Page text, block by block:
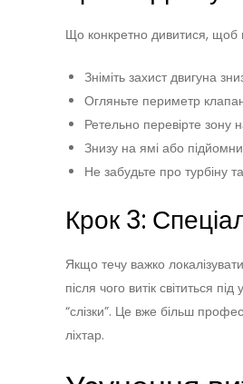
Що конкретно дивитися, щоб
Зніміть захист двигуна
Огляньте периметр
Ретельно перевірте зону
Знизу на ямі або
Не забудьте про турбіну
Крок 3:
Якщо течу важко
після чого витік світиться
“слізки”. Це вже більш
ліхтар.